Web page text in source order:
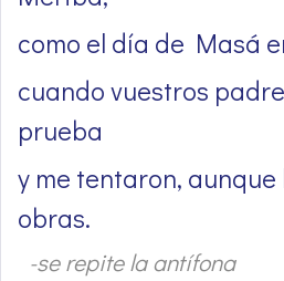
como el día de Masá
cuando vuestros
prueba
y me tentaron,
obras.
-se repite la antífona